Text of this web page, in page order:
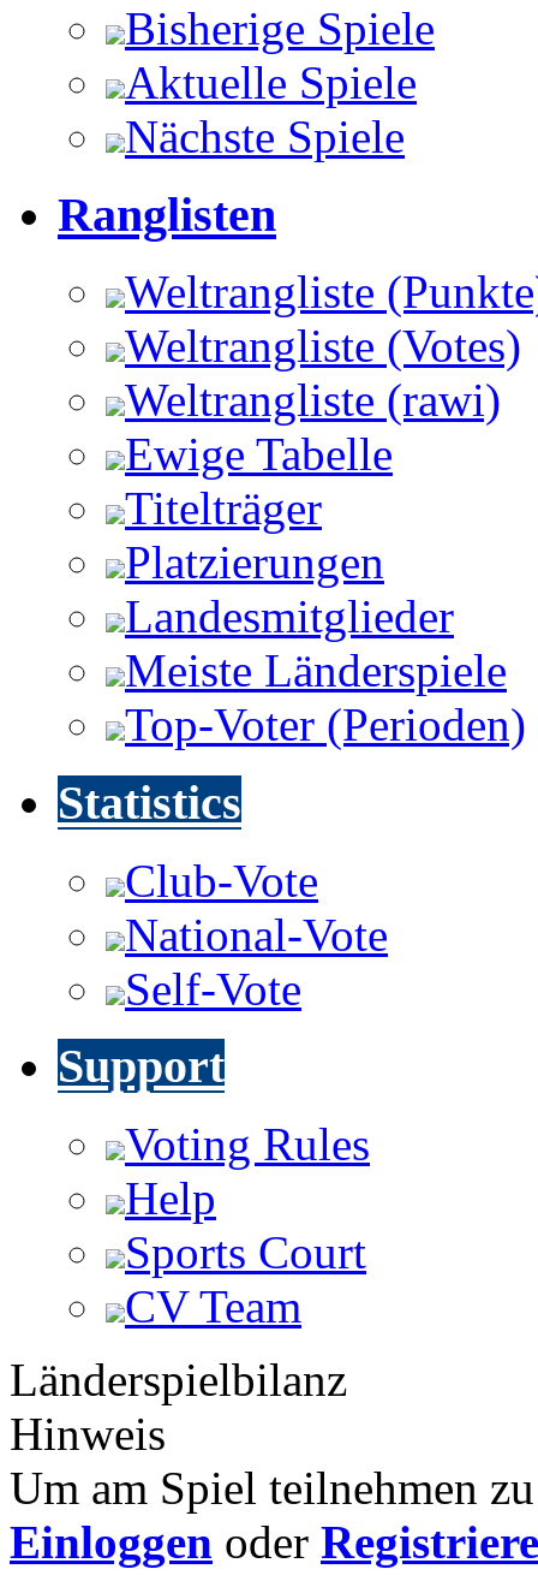
Bisherige Spiele
Aktuelle Spiele
Nächste Spiele
Ranglisten
Weltrangliste
Weltrangliste (Votes)
Weltrangliste (rawi)
Ewige Tabelle
Titelträger
Platzierungen
Landesmitglieder
Meiste Länderspiele
Top-Voter (Perioden)
Statistics
Club-Vote
National-Vote
Self-Vote
Support
Voting Rules
Help
Sports Court
CV Team
Länderspielbilanz
Hinweis
Um am Spiel teilnehmen
Einloggen oder